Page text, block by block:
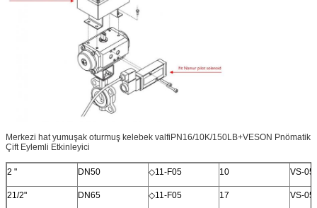
Merkezi hat yumuşak oturmuş kelebek valfiPN16/10K/150LB+VESON Pnömatik
Çift Eylemli Etkinleyici
2 " DN50 ◇11-F05 10 VS-
21/2" DN65 ◇11-F05 17 VS-